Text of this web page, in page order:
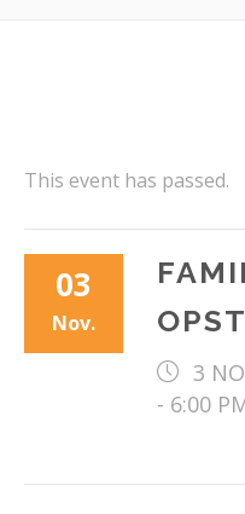
This event has passed.
03
Nov.
3
- 6:00